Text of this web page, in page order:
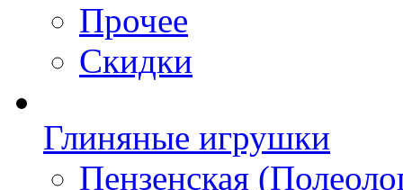
Прочее
Скидки
Глиняные игрушки
Пензенская